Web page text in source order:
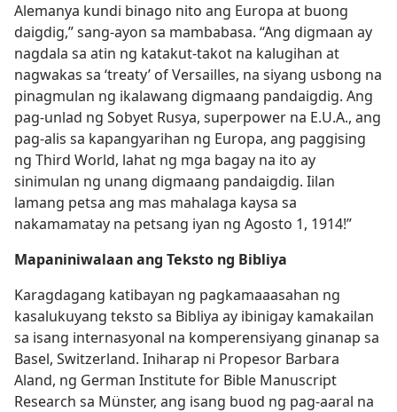
Alemanya kundi binago nito ang Europa at buong
daigdig,” sang-ayon sa mambabasa. “Ang digmaan ay
nagdala sa atin ng katakut-takot na kalugihan at
nagwakas sa ‘treaty’ of Versailles, na siyang usbong na
pinagmulan ng ikalawang digmaang pandaigdig. Ang
pag-unlad ng Sobyet Rusya, superpower na E.U.A., ang
pag-alis sa kapangyarihan ng Europa, ang paggising
ng Third World, lahat ng mga bagay na ito ay
sinimulan ng unang digmaang pandaigdig. Iilan
lamang petsa ang mas mahalaga kaysa sa
nakamamatay na petsang iyan ng Agosto 1, 1914!”
Mapaniniwalaan ang Teksto ng Bibliya
Karagdagang katibayan ng pagkamaaasahan ng
kasalukuyang teksto sa Bibliya ay ibinigay kamakailan
sa isang internasyonal na komperensiyang ginanap sa
Basel, Switzerland. Iniharap ni Propesor Barbara
Aland, ng German Institute for Bible Manuscript
Research sa Münster, ang isang buod ng pag-aaral na